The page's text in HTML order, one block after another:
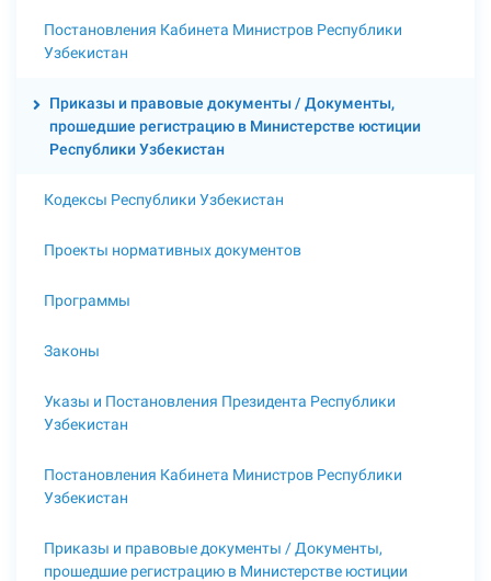
Постановления Кабинета Министров Республики
Узбекистан
Приказы и правовые документы / Документы,
прошедшие регистрацию в Министерстве юстиции
Республики Узбекистан
Кодексы Республики Узбекистан
Проекты нормативных документов
Программы
Законы
Указы и Постановления Президента Республики
Узбекистан
Постановления Кабинета Министров Республики
Узбекистан
Приказы и правовые документы / Документы,
прошедшие регистрацию в Министерстве юстиции